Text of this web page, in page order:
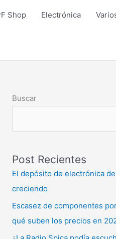
Shop Electrónica
Buscar
Post Recientes
El depósito de electrónica
creciendo
Escasez de componentes
qué suben los precios en